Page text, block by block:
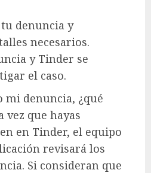
denuncia y
necesarios.
y Tinder se
el caso.
denuncia, ¿qué
vez que hayas
en Tinder, el equipo
revisará los
Si consideran que